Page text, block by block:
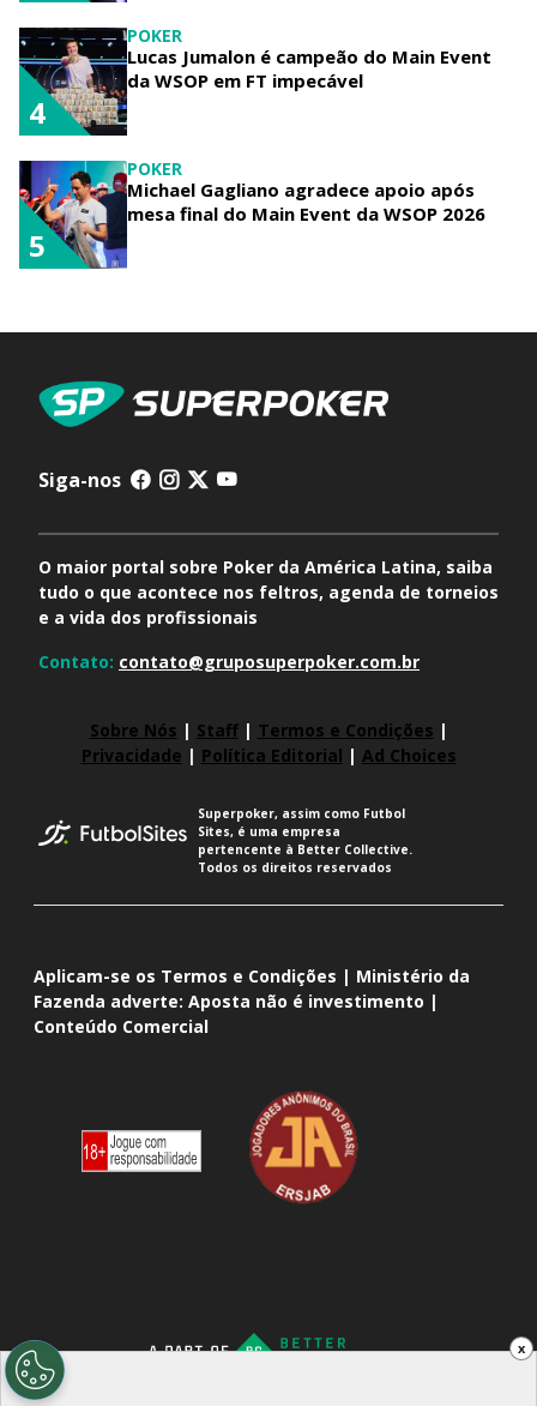
POKER
Lucas Jumalon é campeão do Main Event
da WSOP em FT impecável
4
POKER
Michael Gagliano agradece apoio após
mesa final do Main Event da WSOP 2026
5
x
Siga-nos
O maior portal sobre Poker da América Latina, saiba
tudo o que acontece nos feltros, agenda de torneios
e a vida dos profissionais
Contato: contato@gruposuperpoker.com.br
Sobre Nós | Staff| Termos e Condições |
Privacidade | Política Editorial | Ad Choices
Superpoker, assim como Futbol
Sites, é uma empresa
pertencente à Better Collective.
Todos os direitos reservados
Aplicam-se os Termos e Condições | Ministério da
Fazenda adverte: Aposta não é investimento |
Conteúdo Comercial